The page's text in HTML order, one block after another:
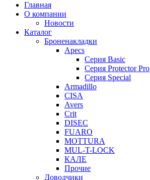
Главная
О компании
Новости
Каталог
Броненакладки
Apecs
Серия Basic
Серия Protector Pro
Серия Special
Armadillo
CISA
Avers
Crit
DISEC
FUARO
MOTTURA
MUL-T-LOCK
КАЛЕ
Прочие
Доводчики